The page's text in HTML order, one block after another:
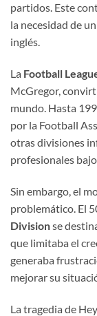
partidos. Este
la necesidad de
inglés.
La Football
McGregor,
mundo. Hasta
por la Football
otras divisiones
profesionales
Sin embargo, el
problemático. El
Divisionse
que limitaba el
generaba
mejorar su
La tragedia de